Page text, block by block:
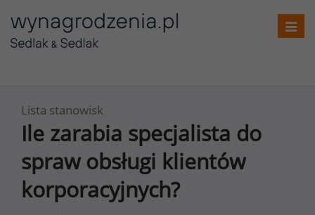
Lista stanowisk
Ile zarabia specjalista do
spraw obsługi klientów
korporacyjnych?